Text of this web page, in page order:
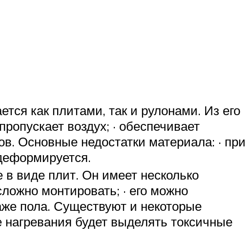
как плитами, так и рулонами. Из его
воздух; · обеспечивает
Основные недостатки материала: · при
виде плит. Он имеет несколько
монтировать; · его можно
пола. Существуют и некоторые
будет выделять токсичные